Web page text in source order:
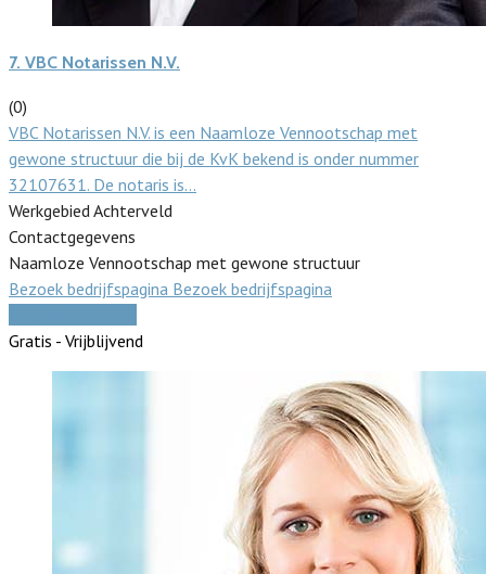
7. VBC Notarissen N.V.
(0)
VBC Notarissen N.V. is een Naamloze Vennootschap met
gewone structuur die bij de KvK bekend is onder nummer
32107631. De notaris is…
Werkgebied Achterveld
Contactgegevens
Naamloze Vennootschap met gewone structuur
Bezoek bedrijfspagina Bezoek bedrijfspagina
Gratis - Vrijblijvend